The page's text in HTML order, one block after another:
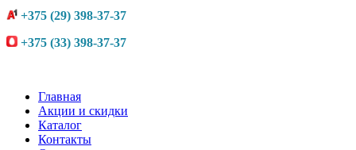
+375 (29) 398-37-37
+375 (33) 398-37-37
Главная
Акции и скидки
Каталог
Контакты